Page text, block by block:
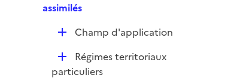
e
l
i
e
assimilés
D
l
Champ d'application
D
é
Régimes territoriaux
particuliers